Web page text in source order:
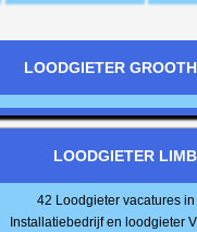
LOODGIETER
LOODGIETER
42 Loodgieter vacatures
Installatiebedrijf en loodgieter